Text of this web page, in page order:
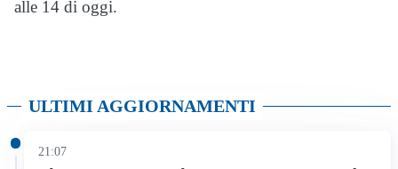
alle 14 di oggi.
ULTIMI AGGIORNAMENTI
21:07